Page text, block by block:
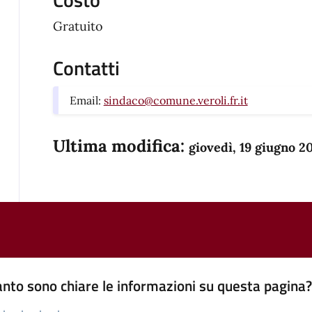
Gratuito
Contatti
Email: sindaco@comune.veroli.fr.it
Ultima modifica: giovedì, 19 giugno
sono chiare le informazioni su questa pagina?